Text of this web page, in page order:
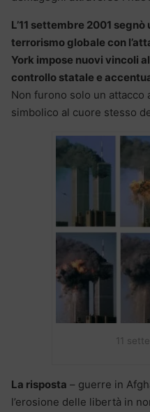
L’11 settembre 2001
terrorismo globale con
York impose nuovi vincoli
controllo statale e
Non furono solo un attacco
simbolico al cuore stesso
11
La risposta – guerre in
l’erosione delle libertà in